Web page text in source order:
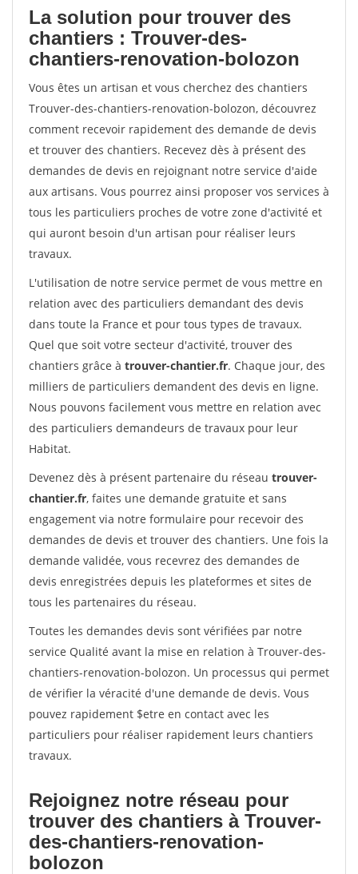
La solution pour trouver des
chantiers : Trouver-des-
chantiers-renovation-bolozon
Vous êtes un artisan et vous cherchez des chantiers
Trouver-des-chantiers-renovation-bolozon, découvrez
comment recevoir rapidement des demande de devis
et trouver des chantiers. Recevez dès à présent des
demandes de devis en rejoignant notre service d'aide
aux artisans. Vous pourrez ainsi proposer vos services à
tous les particuliers proches de votre zone d'activité et
qui auront besoin d'un artisan pour réaliser leurs
travaux.
L'utilisation de notre service permet de vous mettre en
relation avec des particuliers demandant des devis
dans toute la France et pour tous types de travaux.
Quel que soit votre secteur d'activité, trouver des
chantiers grâce à trouver-chantier.fr. Chaque jour, des
milliers de particuliers demandent des devis en ligne.
Nous pouvons facilement vous mettre en relation avec
des particuliers demandeurs de travaux pour leur
Habitat.
Devenez dès à présent partenaire du réseau trouver-
chantier.fr, faites une demande gratuite et sans
engagement via notre formulaire pour recevoir des
demandes de devis et trouver des chantiers. Une fois la
demande validée, vous recevrez des demandes de
devis enregistrées depuis les plateformes et sites de
tous les partenaires du réseau.
Toutes les demandes devis sont vérifiées par notre
service Qualité avant la mise en relation à Trouver-des-
chantiers-renovation-bolozon. Un processus qui permet
de vérifier la véracité d'une demande de devis. Vous
pouvez rapidement $etre en contact avec les
particuliers pour réaliser rapidement leurs chantiers
travaux.
Rejoignez notre réseau pour
trouver des chantiers à Trouver-
des-chantiers-renovation-
bolozon